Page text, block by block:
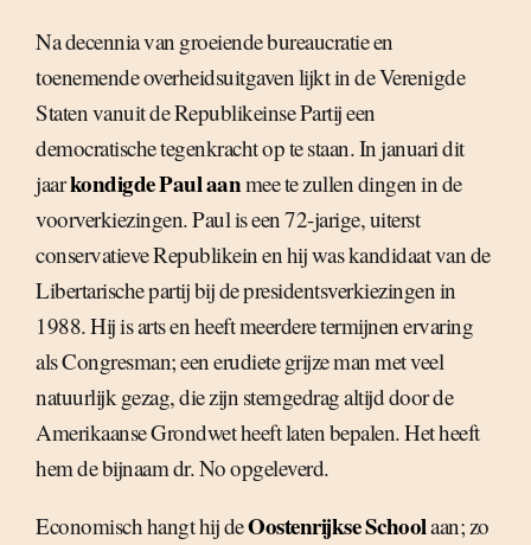
Na decennia van groeiende bureaucratie en
toenemende overheidsuitgaven lijkt in de Verenigde
Staten vanuit de Republikeinse Partij een
democratische tegenkracht op te staan. In januari dit
jaarkondigde Paul aanmee te zullen dingen in de
voorverkiezingen. Paul is een 72-jarige, uiterst
conservatieve Republikein en hij was kandidaat van de
Libertarische partij bij de presidentsverkiezingen in
1988. Hij is arts en heeft meerdere termijnen ervaring
als Congresman; een erudiete grijze man met veel
natuurlijk gezag, die zijn stemgedrag altijd door de
Amerikaanse Grondwet heeft laten bepalen. Het heeft
hem de bijnaam dr. No opgeleverd.
Economisch hangt hij deOostenrijkse Schoolaan; zo